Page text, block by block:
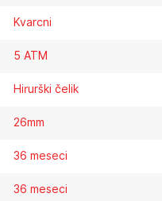
Kvarcni
5 ATM
Hirurški čelik
26mm
36 meseci
36 meseci